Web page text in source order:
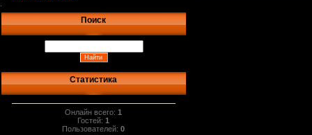
Поиск
Статистика
Онлайн всего:1
Гостей:1
Пользователей:0